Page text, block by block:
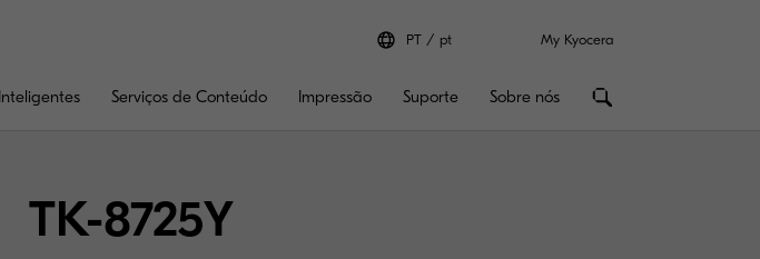
PT pt My Kyocera
Serviços de Conteúdo Impressão Suporte Sobre nós
TK-8725Y